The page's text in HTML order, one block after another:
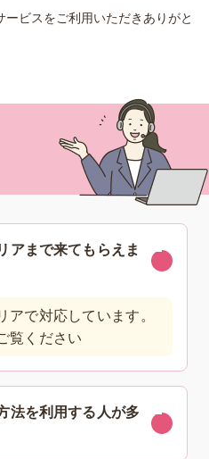
ビスをご利用いただきありがと
アまで来てもらえま
アで対応しています。
覧ください
法を利用する人が多